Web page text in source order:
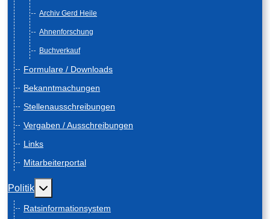
Archiv Gerd Heile
Ahnenforschung
Buchverkauf
Formulare / Downloads
Bekanntmachungen
Stellenausschreibungen
Vergaben / Ausschreibungen
Links
Mitarbeiterportal
Politik Weitere Informationen: Politik
Ratsinformationsystem